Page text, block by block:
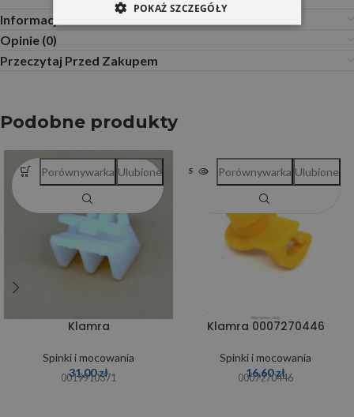
Informacje dodatkowe
Opinie (0)
Przeczytaj Przed Zakupem
Podobne produkty
Klamra
Spinki i mocowania
31,00zł
0019910371
Porównywarka Ulubione SOLD OUT
Klamra 0007270446
Spinki i mocowania
16,60zł
0007270446
Porównywarka Ulubione
POKAŻ SZCZEGÓŁY